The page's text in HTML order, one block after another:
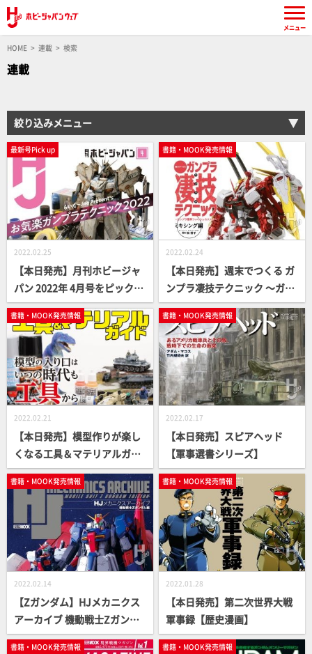
HOME 連載 検索
連載
絞り込みメニュー
最新号Pick up
2022.02.25
【本日発売】月刊ホビージャ
パン 2022年 4月号をピックア
ップ！
書籍・MOOK発売情報
2022.02.24
【本日発売】週末でつくる ガ
ンプラ凄技テクニック ～ガン
プラ簡単フィニッシュのスス
メ～ミキシング編【ガンプラ
HowTo MOOK】
書籍・MOOK発売情報
2022.02.21
【本日発売】模型作りが楽し
くなる工具＆マテリアルガイ
ド【月刊工具】
書籍・MOOK発売情報
2022.02.17
【本日発売】スピアヘッド
【軍事選書シリーズ】
書籍・MOOK発売情報
2022.02.14
【Zガンダム】HJメカニクス
アーカイブ 機動戦士Zガンダ
ム編【本日発売】
書籍・MOOK発売情報
2022.01.28
【本日発売】第二次世界大戦
軍事録【歴史漫画】
書籍・MOOK発売情報 書籍・MOOK発売情報
メニュー